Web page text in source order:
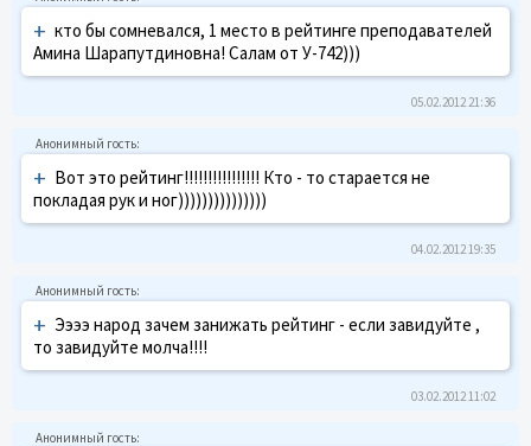
+ кто бы сомневался, 1 место в рейтинге преподавателей
Амина Шарапутдиновна! Салам от У-742)))
05.02.2012 21:36
+ Вот это рейтинг!!!!!!!!!!!!!!!! Кто - то старается не
покладая рук и ног)))))))))))))))
04.02.2012 19:35
+ Ээээ народ зачем занижать рейтинг - если завидуйте ,
то завидуйте молча!!!!
03.02.2012 11:02